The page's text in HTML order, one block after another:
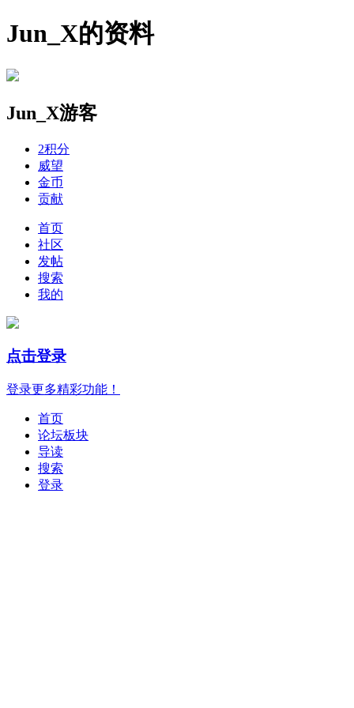
Jun_X的资料
Jun_X游客
2积分
威望
金币
贡献
首页
社区
发帖
搜索
我的
点击登录
登录更多精彩功能！
首页
论坛板块
导读
搜索
登录